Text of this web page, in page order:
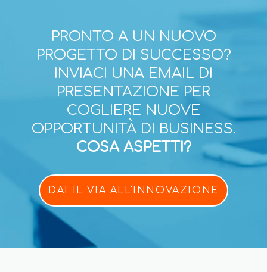
PRONTO A UN NUOVO
PROGETTO DI SUCCESSO?
INVIACI UNA EMAIL DI
PRESENTAZIONE PER
COGLIERE NUOVE
OPPORTUNITÀ DI BUSINESS.
COSA ASPETTI?
DAI IL VIA ALL'INNOVAZIONE